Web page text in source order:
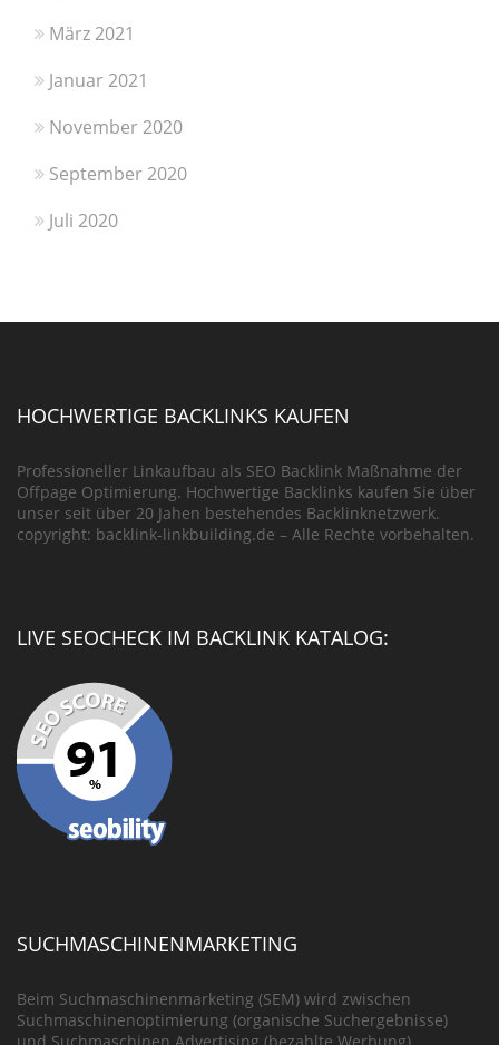
März 2021
Januar 2021
November 2020
September 2020
Juli 2020
HOCHWERTIGE BACKLINKS KAUFEN
Professioneller Linkaufbau als SEO Backlink Maßnahme der
Offpage Optimierung. Hochwertige Backlinks kaufen Sie über
unser seit über 20 Jahen bestehendes Backlinknetzwerk.
copyright: backlink-linkbuilding.de – Alle Rechte vorbehalten.
LIVE SEOCHECK IM BACKLINK KATALOG:
SUCHMASCHINENMARKETING
Beim Suchmaschinenmarketing (SEM) wird zwischen
Suchmaschinenoptimierung (organische Suchergebnisse)